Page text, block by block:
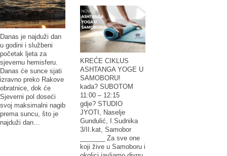
Danas je najduži dan
u godini i službeni
početak ljeta za
sjevernu hemisferu.
Danas će sunce sjati
izravno preko Rakove
obratnice, dok će
Sjeverni pol doseći
svoj maksimalni nagib
prema suncu, što je
najduži dan…
KREĆE CIKLUS
ASHTANGA YOGE U
SAMOBORU!
kada? SUBOTOM
11:00 – 12:15
gdje? STUDIO
JYOTI, Naselje
Gundulić, I.Sudnika
3/II.kat, Samobor
_______ Za sve one
koji žive u Samoboru i